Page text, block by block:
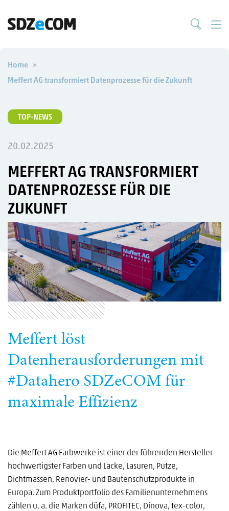
Home
Meffert AG transformiert Datenprozesse für die Zukunft
TOP-NEWS
20.02.2025
MEFFERT AG TRANSFORMIERT
DATENPROZESSE FÜR DIE
ZUKUNFT
Meffert löst
Datenherausforderungen mit
#Datahero SDZeCOM für
maximale Effizienz
Die Meffert AG Farbwerke ist einer der führenden Hersteller
hochwertigster Farben und Lacke, Lasuren, Putze,
Dichtmassen, Renovier- und Bautenschutzprodukte in
Europa. Zum Produktportfolio des Familienunternehmens
zählen u. a. die Marken düfa, PROFITEC, Dinova, tex-color,